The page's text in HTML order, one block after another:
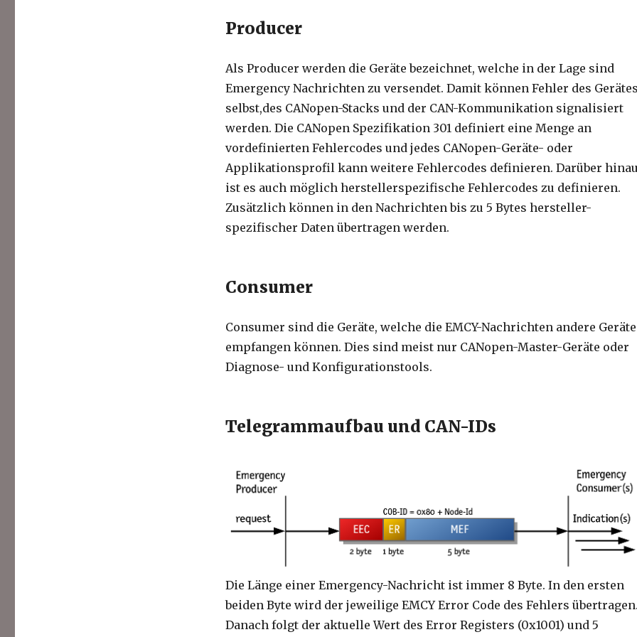
Producer
Als Producer werden die Geräte bezeichnet, welche in der Lage sind
Emergency Nachrichten zu versendet. Damit können Fehler des
selbst,des CANopen-Stacks und der CAN-Kommunikation signalisiert
werden. Die CANopen Spezifikation 301 definiert eine Menge an
vordefinierten Fehlercodes und jedes CANopen-Geräte- oder
Applikationsprofil kann weitere Fehlercodes definieren. Darüber
ist es auch möglich herstellerspezifische Fehlercodes zu definieren.
Zusätzlich können in den Nachrichten bis zu 5 Bytes hersteller-
spezifischer Daten übertragen werden.
Consumer
Consumer sind die Geräte, welche die EMCY-Nachrichten andere Geräte
empfangen können. Dies sind meist nur CANopen-Master-Geräte oder
Diagnose- und Konfigurationstools.
Telegrammaufbau und CAN-IDs
Die Länge einer Emergency-Nachricht ist immer 8 Byte. In den ersten
beiden Byte wird der jeweilige EMCY Error Code des Fehlers
Danach folgt der aktuelle Wert des Error Registers (0x1001) und 5